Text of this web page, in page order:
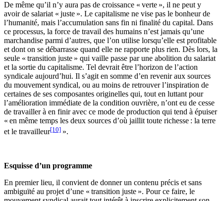
De même qu’il n’y aura pas de croissance « verte », il ne peut y
avoir de salariat « juste ». Le capitalisme ne vise pas le bonheur de
l’humanité, mais l’accumulation sans fin ni finalité du capital. Dans
ce processus, la force de travail des humains n’est jamais qu’une
marchandise parmi d’autres, que l’on utilise lorsqu’elle est profitable
et dont on se débarrasse quand elle ne rapporte plus rien. Dès lors, la
seule « transition juste » qui vaille passe par une abolition du salariat
et la sortie du capitalisme. Tel devrait être l’horizon de l’action
syndicale aujourd’hui. Il s’agit en somme d’en revenir aux sources
du mouvement syndical, ou au moins de retrouver l’inspiration de
certaines de ses composantes originelles qui, tout en luttant pour
l’amélioration immédiate de la condition ouvrière, n’ont eu de cesse
de travailler à en finir avec ce mode de production qui tend à épuiser
« en même temps les deux sources d’où jaillit toute richesse : la terre
et le travailleur[10] ».
Esquisse d’un programme
En premier lieu, il convient de donner un contenu précis et sans
ambiguïté au projet d’une « transition juste ». Pour ce faire, le